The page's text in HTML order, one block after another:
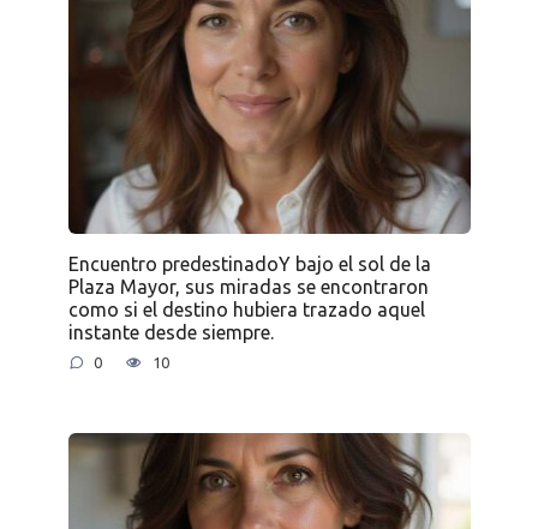
Encuentro predestinadoY bajo el sol de la
Plaza Mayor, sus miradas se encontraron
como si el destino hubiera trazado aquel
instante desde siempre.
0 10